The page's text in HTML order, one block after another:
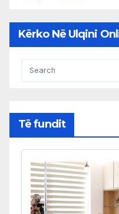
Kërko Në Ulqini
Të fundit